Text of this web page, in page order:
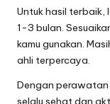
Untuk hasil terbaik,
1-3 bulan.
kamu gunakan.
ahli terpercaya.
Dengan
selalu sehat dan